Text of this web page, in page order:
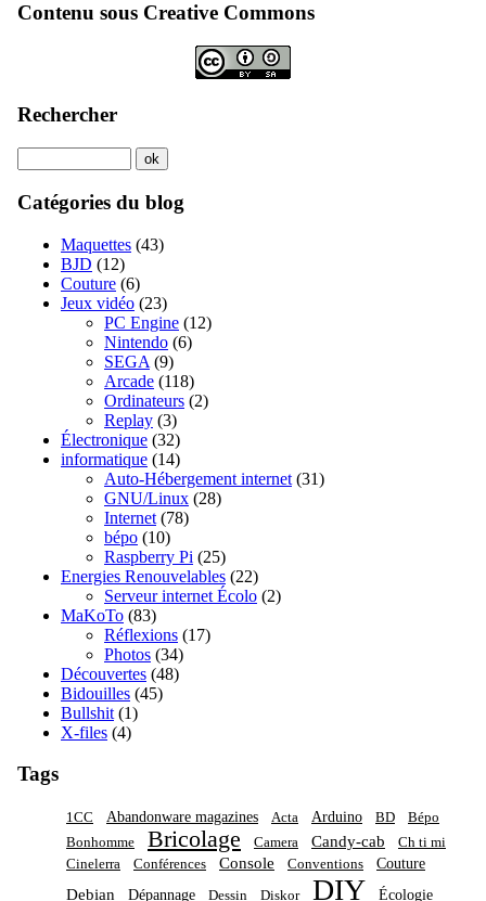
Contenu sous Creative Commons
Rechercher
Catégories du blog
Maquettes (43)
BJD (12)
Couture (6)
Jeux vidéo (23)
PC Engine (12)
Nintendo (6)
SEGA (9)
Arcade (118)
Ordinateurs (2)
Replay (3)
Électronique (32)
informatique (14)
Auto-Hébergement internet (31)
GNU/Linux (28)
Internet (78)
bépo (10)
Raspberry Pi (25)
Energies Renouvelables (22)
Serveur internet Écolo (2)
MaKoTo (83)
Réflexions (17)
Photos (34)
Découvertes (48)
Bidouilles (45)
Bullshit (1)
X-files (4)
Tags
1CC Abandonware magazines Acta Arduino BD
Bépo
Bonhomme
Bricolage Camera Candy-cab
Ch ti mi
Cinelerra
Conférences Console Conventions Couture
Debian Dépannage Dessin Diskor DIY Écologie